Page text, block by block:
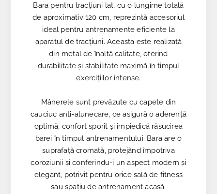
Bara pentru tracțiuni lat, cu o lungime totală
de aproximativ 120 cm, reprezintă accesoriul
ideal pentru antrenamente eficiente la
aparatul de tracțiuni. Aceasta este realizată
din metal de înaltă calitate, oferind
durabilitate și stabilitate maximă în timpul
exercițiilor intense.
Mânerele sunt prevăzute cu capete din
cauciuc anti-alunecare, ce asigură o aderență
optimă, confort sporit și împiedică răsucirea
barei în timpul antrenamentului. Bara are o
suprafață cromată, protejând împotriva
coroziunii și conferindu-i un aspect modern și
elegant, potrivit pentru orice sală de fitness
sau spațiu de antrenament acasă.